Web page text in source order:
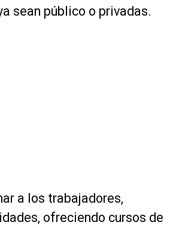
sean público o privadas.
a los trabajadores,
ofreciendo cursos de